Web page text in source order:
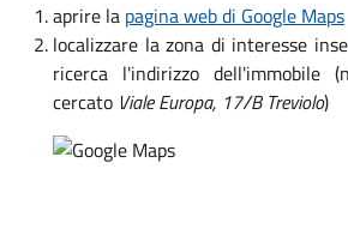
aprire la pagina web di Google Maps
localizzare la zona di interesse
ricerca l'indirizzo dell'immobile
cercato Viale Europa, 17/B Treviolo)